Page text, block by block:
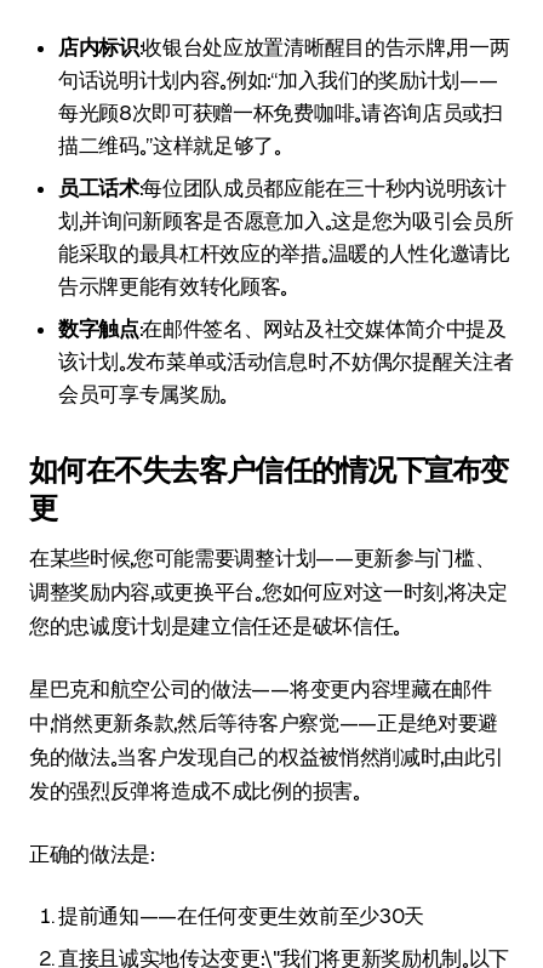
店内标识：收银台处应放置清晰醒目的告示牌，用一两
句话说明计划内容。例如：“加入我们的奖励计划——
每光顾8次即可获赠一杯免费咖啡。请咨询店员或扫
描二维码。”这样就足够了。
员工话术：每位团队成员都应能在三十秒内说明该计
划，并询问新顾客是否愿意加入。这是您为吸引会员所
能采取的最具杠杆效应的举措。温暖的人性化邀请比
告示牌更能有效转化顾客。
数字触点：在邮件签名、网站及社交媒体简介中提及
该计划。发布菜单或活动信息时，不妨偶尔提醒关注者
会员可享专属奖励。
如何在不失去客户信任的情况下宣布变
更
在某些时候，您可能需要调整计划——更新参与门槛、
调整奖励内容，或更换平台。您如何应对这一时刻，将决定
您的忠诚度计划是建立信任还是破坏信任。
星巴克和航空公司的做法——将变更内容埋藏在邮件
中，悄然更新条款，然后等待客户察觉——正是绝对要避
免的做法。当客户发现自己的权益被悄然削减时，由此引
发的强烈反弹将造成不成比例的损害。
正确的做法是：
提前通知——在任何变更生效前至少30天
直接且诚实地传达变更：\"我们将更新奖励机制。以下